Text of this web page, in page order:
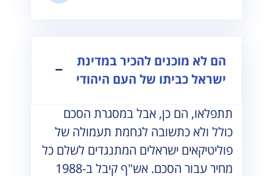
הם לא מוכנים להכיר במדינת
ישראל כביתו של העם היהודי
תתפלאו, הם כן, אבל במסגרת הסכם
כולל ולא כתשובה לגחמת תעמולה של
פוליטיקאים ישראלים המתנגדים לשלם כל
מחיר עבור הסכם. אש"ף קיבל ב-1988